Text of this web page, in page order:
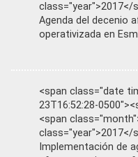
class="year">2017</
Agenda del decenio
operativizada en
<span class="date
23T16:52:28-
<span
class="year">2017</
Implementación de